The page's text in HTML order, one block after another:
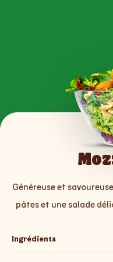
Généreuse et
pâtes et une salade
Ingrédients